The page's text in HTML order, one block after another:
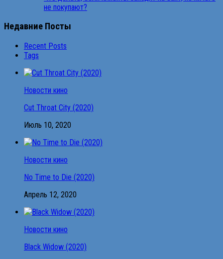
не покупают?
Недавние Посты
Recent Posts
Tags
Новости кино
Cut Throat City (2020)
Июль 10, 2020
Новости кино
No Time to Die (2020)
Апрель 12, 2020
Новости кино
Black Widow (2020)